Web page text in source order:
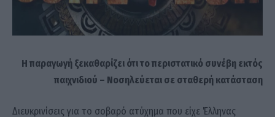
Η παραγωγή ξεκαθαρίζει ότι το περιστατικό συνέβη εκτός
παιχνιδιού – Νοσηλεύεται σε σταθερή κατάσταση
Διευκρινίσεις για το σοβαρό ατύχημα που είχε Έλληνας